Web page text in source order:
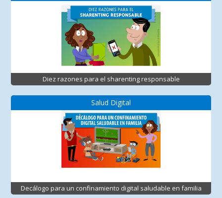
Diez razones para el sharenting responsable
Salud Digital
Decálogo para un confinamiento digital saludable en familia